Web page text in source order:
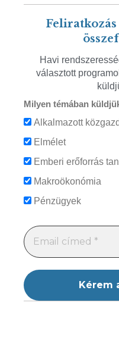
Havi
választott
Milyen témában
Alkalmazott
Elmélet
Emberi erőforrás
Makroökonómia
Pénzügyek